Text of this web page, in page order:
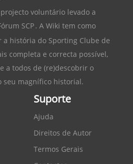
voluntário levado a
SCP. A Wiki tem como
a história do Sporting Clube de
completa e correcta possível,
a todos de (re)descobrir o
seu magnífico historial.
Suporte
Ajuda
Direitos de Autor
Termos Gerais